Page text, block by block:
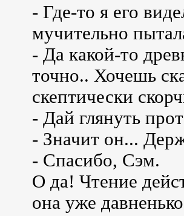
- Где-то я его
мучительно
- Да какой-то
точно.. Хочешь
скептически
- Дай глянуть
- Значит он...
- Спасибо, Сэм.
О да! Чтение
она уже